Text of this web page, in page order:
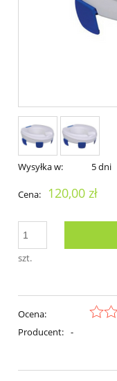
Wysyłka w: 5 dni
Cena: 120,00 zł
szt.
Ocena:
Producent: -